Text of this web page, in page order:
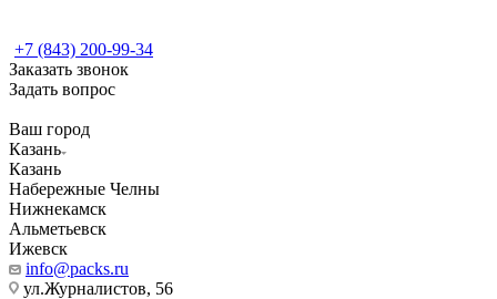
+7 (843) 200-99-34
Заказать звонок
Задать вопрос
Ваш город
Казань
Казань
Набережные Челны
Нижнекамск
Альметьевск
Ижевск
info@packs.ru
ул.Журналистов, 56